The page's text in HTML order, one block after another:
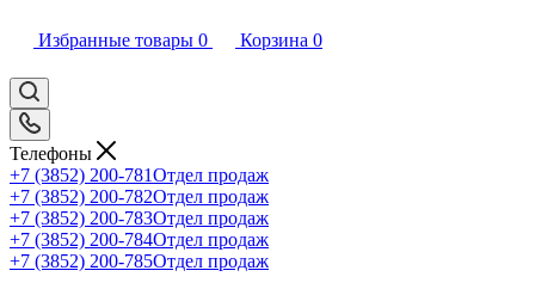
Избранные товары 0 Корзина 0
Телефоны
+7 (3852) 200-781Отдел продаж
+7 (3852) 200-782Отдел продаж
+7 (3852) 200-783Отдел продаж
+7 (3852) 200-784Отдел продаж
+7 (3852) 200-785Отдел продаж